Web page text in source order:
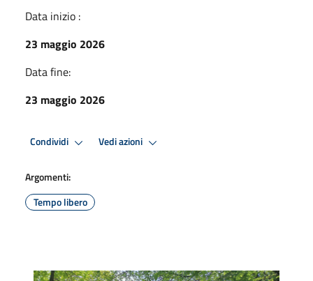
Data inizio :
23 maggio 2026
Data fine:
23 maggio 2026
Condividi Vedi azioni
Argomenti:
Tempo libero